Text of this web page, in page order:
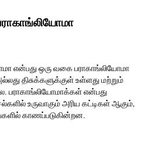
என்பது ஒரு வகை பராகாங்லியோமா
திசுக்களுக்குள் உள்ளது மற்றும்
பராகாங்லியோமாக்கள் என்பது
உருவாகும் அரிய கட்டிகள் ஆகும்,
காணப்படுகின்றன.